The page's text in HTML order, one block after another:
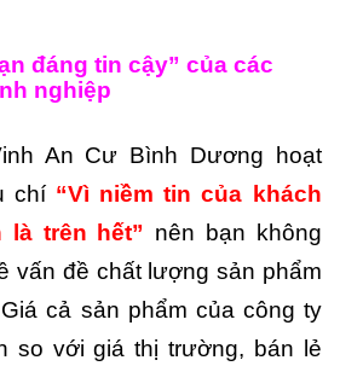
đáng tin cậy” của các
nghiệp
An Cư Bình Dương hoạt
chí “Vì niềm tin của khách
là trên hết” nên bạn không
vấn đề chất lượng sản phẩm
cả sản phẩm của công ty
so với giá thị trường, bán lẻ